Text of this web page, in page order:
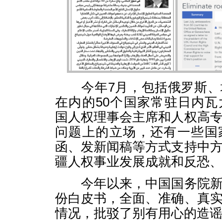
今年7月，包括俄罗斯、
在内的50个国家常驻日内
国人权理事会主席和人权高
问题上的立场，还有一些
函、发新闻稿等方式支持中
疆人权事业发展成就和反恐
今年以来，中国国务院新
份白皮书，全面、准确、真
情况，批驳了别有用心的造